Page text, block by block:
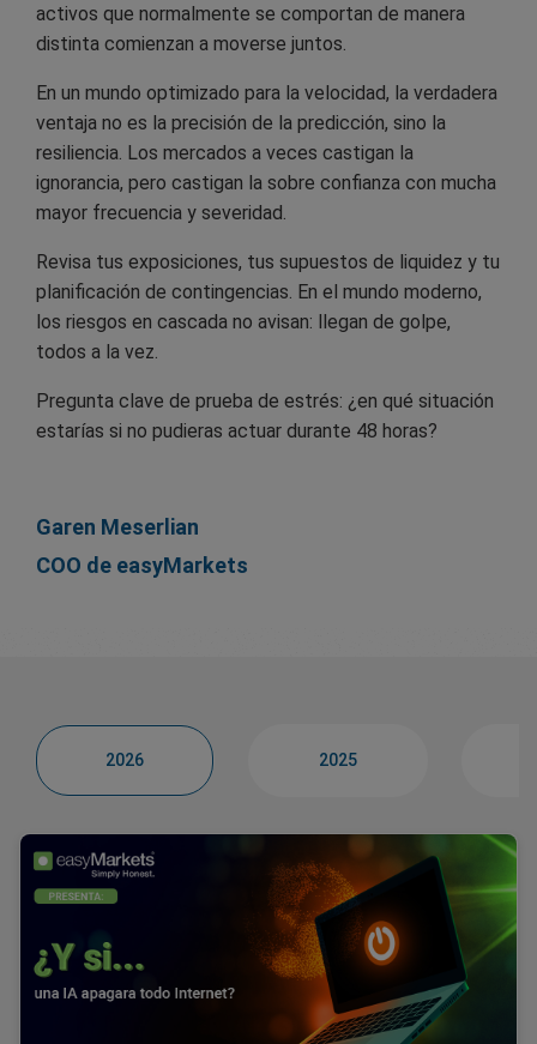
activos que normalmente se comportan de manera
distinta comienzan a moverse juntos.
En un mundo optimizado para la velocidad, la verdadera
ventaja no es la precisión de la predicción, sino la
resiliencia. Los mercados a veces castigan la
ignorancia, pero castigan la sobre confianza con mucha
mayor frecuencia y severidad.
Revisa tus exposiciones, tus supuestos de liquidez y tu
planificación de contingencias. En el mundo moderno,
los riesgos en cascada no avisan: llegan de golpe,
todos a la vez.
Pregunta clave de prueba de estrés: ¿en qué situación
estarías si no pudieras actuar durante 48 horas?
Garen Meserlian
COO de easyMarkets
2026 2025